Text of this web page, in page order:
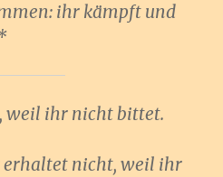
ihr kämpft und
weil ihr nicht bittet.
erhaltet nicht, weil ihr